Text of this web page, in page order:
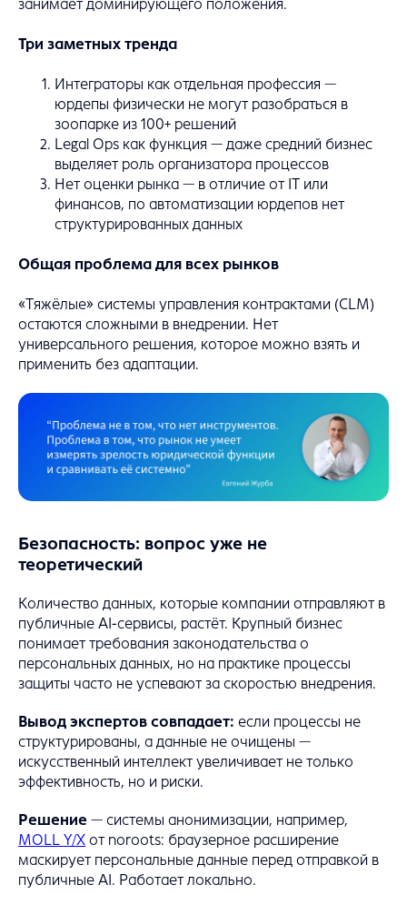
занимает доминирующего положения.
Три заметных тренда
Интеграторы как отдельная профессия —
юрдепы физически не могут разобраться в
зоопарке из 100+ решений
Legal Ops как функция — даже средний бизнес
выделяет роль организатора процессов
Нет оценки рынка — в отличие от IT или
финансов, по автоматизации юрдепов нет
структурированных данных
Общая проблема для всех рынков
«Тяжёлые» системы управления контрактами (CLM)
остаются сложными в внедрении. Нет
универсального решения, которое можно взять и
применить без адаптации.
Безопасность: вопрос уже не
теоретический
Количество данных, которые компании отправляют в
публичные AI-сервисы, растёт. Крупный бизнес
понимает требования законодательства о
персональных данных, но на практике процессы
защиты часто не успевают за скоростью внедрения.
Вывод экспертов совпадает: если процессы не
структурированы, а данные не очищены —
искусственный интеллект увеличивает не только
эффективность, но и риски.
Решение — системы анонимизации, например,
MOLL Y/X от noroots: браузерное расширение
маскирует персональные данные перед отправкой в
публичные AI. Работает локально.